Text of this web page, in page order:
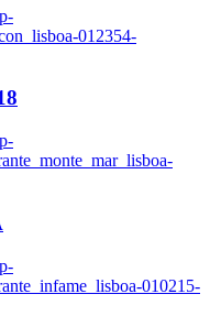
012354-
010215-